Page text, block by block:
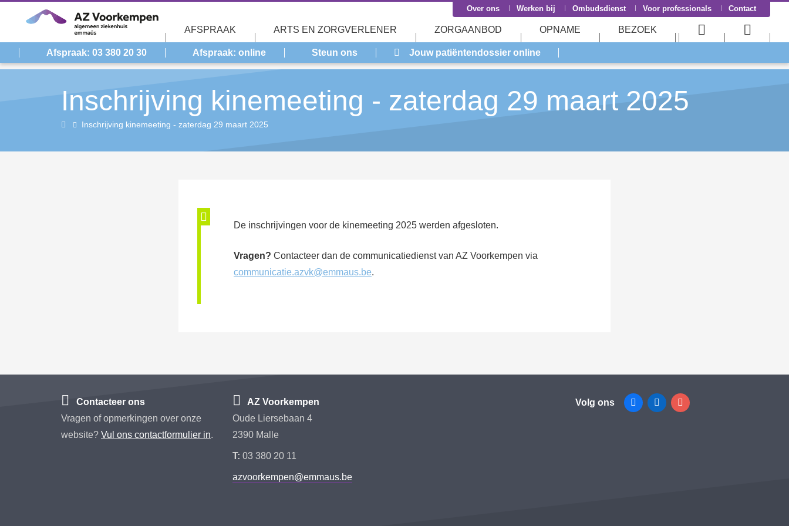
Over ons Werken bij Ombudsdienst Voor professionals Contact
AFSPRAAK ARTS EN ZORGVERLENER ZORGAANBOD OPNAME BEZOEK
User
menu
menu
Afspraak: 03 380 20 30 Afspraak: online Steun ons Jouw patiëntendossier online
Inschrijving kinemeeting - zaterdag 29 maart 2025
HomeInschrijving kinemeeting - zaterdag 29 maart 2025
Statusbericht
De inschrijvingen voor de kinemeeting 2025 werden afgesloten.
Vragen? Contacteer dan de communicatiedienst van AZ Voorkempen via
communicatie.azvk@emmaus.be.
Contacteer ons
Vragen of opmerkingen over onze
website? Vul ons contactformulier in.
AZ Voorkempen
Oude Liersebaan 4
2390 Malle
T: 03 380 20 11
azvoorkempen@emmaus.be
Volg ons FacebookLinkedinInstagram